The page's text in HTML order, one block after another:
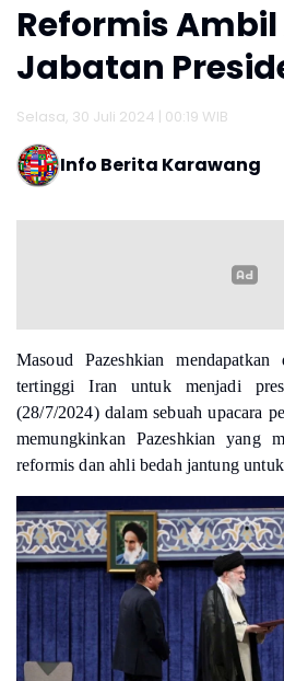
Reformis Ambil
Jabatan
Selasa, 30 Juli 2024 | 00:19 WIB
Info Berita Karawang
Masoud Pazeshkian
tertinggi Iran untuk menjadi
(28/7/2024) dalam sebuah upacara
memungkinkan Pazeshkian yang
reformis dan ahli bedah jantung